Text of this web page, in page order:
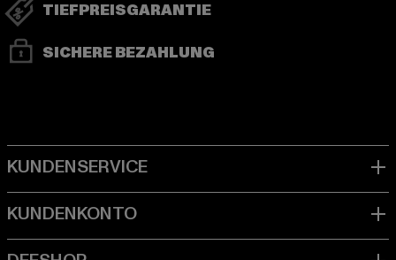
TIEFPREISGARANTIE
SICHERE BEZAHLUNG